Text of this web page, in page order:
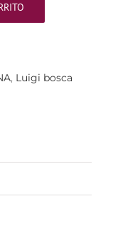
, Luigi bosca